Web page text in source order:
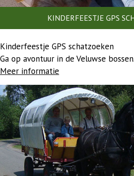
KINDERFEESTJE GPS
Kinderfeestje GPS schatzoeken
Ga op avontuur in de Veluwse
Meer informatie